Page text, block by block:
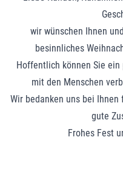
wir wünschen Ihnen
besinnliches
Hoffentlich können Sie
mit den Menschen
Wir bedanken uns bei
gute
Frohes Fest